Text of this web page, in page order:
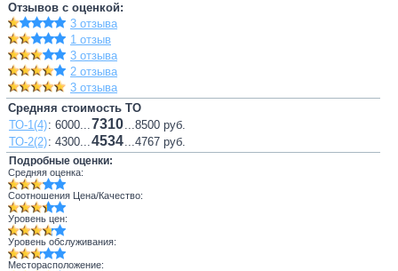
Отзывов с оценкой:
3 отзыва
1 отзыв
3 отзыва
2 отзыва
3 отзыва
Средняя стоимость ТО
ТО-1(4): 6000...7310...8500 руб.
ТО-2(2): 4300...4534...4767 руб.
Подробные оценки:
Средняя оценка:
Соотношения Цена/Качество:
Уровень цен:
Уровень обслуживания:
Месторасположение: